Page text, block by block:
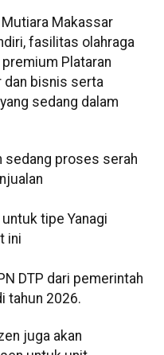
Makassar
fasilitas olahraga
Plataran
dan bisnis serta
sedang dalam
sedang proses serah
tipe Yanagi
ini
DTP dari pemerintah
tahun 2026.
juga akan